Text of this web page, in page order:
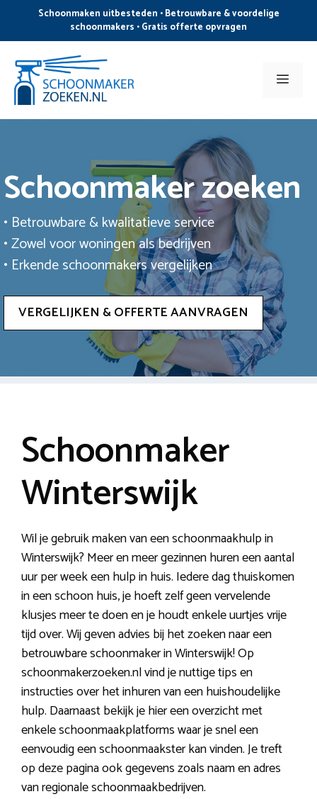
de
inhoud
Schoonmaken uitbesteden • Betrouwbare & voordelige
schoonmakers • Gratis offerte opvragen
Menu
Schoonmaker zoeken
• Betrouwbare & kwalitatieve service
• Zowel voor woningen als bedrijven
• Erkende schoonmakers vergelijken
VERGELIJKEN & OFFERTE AANVRAGEN
Schoonmaker
Winterswijk
Wil je gebruik maken van een schoonmaakhulp in
Winterswijk? Meer en meer gezinnen huren een aantal
uur per week een hulp in huis. Iedere dag thuiskomen
in een schoon huis, je hoeft zelf geen vervelende
klusjes meer te doen en je houdt enkele uurtjes vrije
tijd over. Wij geven advies bij het zoeken naar een
betrouwbare schoonmaker in Winterswijk! Op
schoonmakerzoeken.nl vind je nuttige tips en
instructies over het inhuren van een huishoudelijke
hulp. Daarnaast bekijk je hier een overzicht met
enkele schoonmaakplatforms waar je snel een
eenvoudig een schoonmaakster kan vinden. Je treft
op deze pagina ook gegevens zoals naam en adres
van regionale schoonmaakbedrijven.